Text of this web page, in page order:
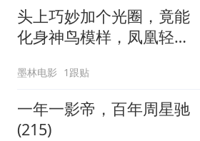
头上巧妙加个光圈，竟能
化身神鸟模样，凤凰轻松
墨林电影 1跟贴
一年一影帝，百年周星驰
(215)